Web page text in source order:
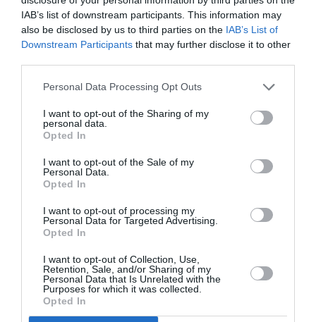
IAB’s list of downstream participants. This information may
also be disclosed by us to third parties on the IAB’s List of
Downstream Participants that may further disclose it to other
Personal Data Processing Opt Outs
I want to opt-out of the Sharing of my
personal data.
Opted In
I want to opt-out of the Sale of my
Personal Data.
Opted In
I want to opt-out of processing my
Personal Data for Targeted Advertising.
Opted In
I want to opt-out of Collection, Use,
Retention, Sale, and/or Sharing of my
Personal Data that Is Unrelated with the
Purposes for which it was collected.
Opted In
πρόσωπο του νου, κυκλοφορεί από τις εκδόσεις
Κριτική.
Ακολουθήστε το Culturenow.gr στοGoogle Newsκαι
μάθετε πρώτοι όλες τις ειδήσεις
Δείτε όλα τατελευταία νέαγια την Τέχνη και τον
Πολιτισμό στοCulturenow.gr
Νέοι Διαγωνισμοί❯
ΕΚΔΟΣΕΙΣ ΚΡΙΤΙΚΗ
Newsletter
Κάθε βδομάδα στο e-mail σας τα τελευταία νέα για
την Τέχνη και τον Πολιτισμό!